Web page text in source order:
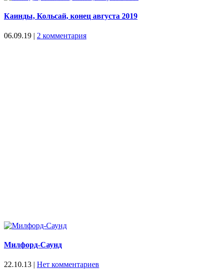
Каинды, Кольсай, конец августа 2019
06.09.19 | 2 комментария
Милфорд-Саунд
22.10.13 | Нет комментариев